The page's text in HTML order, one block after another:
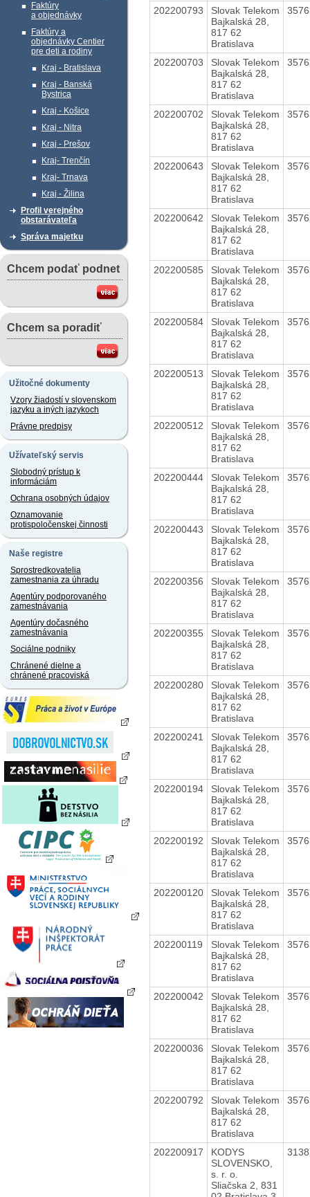
Faktúry
a objednávky
Faktúry a
objednávky Centier
pre deti a rodiny
Kraj - Bratislava
Kraj - Banská
Bystrica
Kraj - Košice
Kraj - Nitra
Kraj - Prešov
Kraj- Trenčín
Kraj- Trnava
Kraj - Žilina
Profil verejného
obstarávateľa
Správa majetku
Chcem podať podnet
Chcem sa poradiť
Užitočné dokumenty
Vzory žiadostí v slovenskom
jazyku a iných jazykoch
Právne predpisy
Užívateľský servis
Slobodný prístup k
informáciám
Ochrana osobných údajov
Oznamovanie
protispoločenskej činnosti
Naše registre
Sprostredkovatelia
zamestnania za úhradu
Agentúry podporovaného
zamestnávania
Agentúry dočasného
zamestnávania
Sociálne podniky
Chránené dielne a
chránené pracoviská
202200793
Slovak Telekom
Bajkalská 28,
817 62
Bratislava
202200703
Slovak Telekom
Bajkalská 28,
817 62
Bratislava
202200702
Slovak Telekom
Bajkalská 28,
817 62
Bratislava
202200643
Slovak Telekom
Bajkalská 28,
817 62
Bratislava
202200642
Slovak Telekom
Bajkalská 28,
817 62
Bratislava
202200585
Slovak Telekom
Bajkalská 28,
817 62
Bratislava
202200584
Slovak Telekom
Bajkalská 28,
817 62
Bratislava
202200513
Slovak Telekom
Bajkalská 28,
817 62
Bratislava
202200512
Slovak Telekom
Bajkalská 28,
817 62
Bratislava
202200444
Slovak Telekom
Bajkalská 28,
817 62
Bratislava
202200443
Slovak Telekom
Bajkalská 28,
817 62
Bratislava
202200356
Slovak Telekom
Bajkalská 28,
817 62
Bratislava
202200355
Slovak Telekom
Bajkalská 28,
817 62
Bratislava
202200280
Slovak Telekom
Bajkalská 28,
817 62
Bratislava
202200241
Slovak Telekom
Bajkalská 28,
817 62
Bratislava
202200194
Slovak Telekom
Bajkalská 28,
817 62
Bratislava
202200192
Slovak Telekom
Bajkalská 28,
817 62
Bratislava
202200120
Slovak Telekom
Bajkalská 28,
817 62
Bratislava
202200119
Slovak Telekom
Bajkalská 28,
817 62
Bratislava
202200042
Slovak Telekom
Bajkalská 28,
817 62
Bratislava
202200036
Slovak Telekom
Bajkalská 28,
817 62
Bratislava
202200792
Slovak Telekom
Bajkalská 28,
817 62
Bratislava
202200917
KODYS
SLOVENSKO,
s. r. o.
Sliačska 2, 831